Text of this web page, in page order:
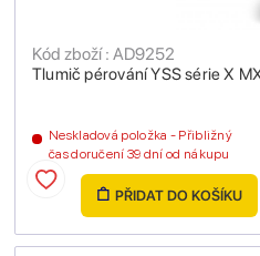
Tlumič pérování YSS série X
Kód zboží : AD9252
Neskladová položka - Přibližný
čas doručení 39 dní od nákupu
PŘIDAT DO KOŠÍKU